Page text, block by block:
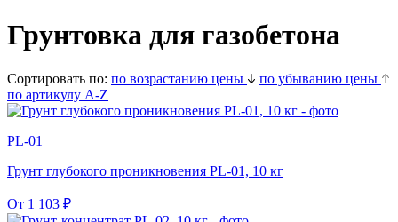
Грунтовка для газобетона
Сортировать по: по возрастанию цены
по убыванию цены
по артикулу A-Z
PL-01
Грунт глубокого проникновения PL-01, 10 кг
От 1 103 ₽